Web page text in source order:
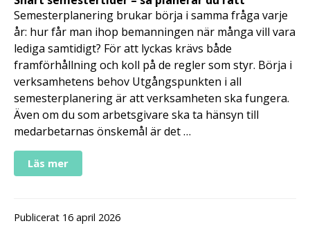
Semesterplanering brukar börja i samma fråga varje
år: hur får man ihop bemanningen när många vill vara
lediga samtidigt? För att lyckas krävs både
framförhållning och koll på de regler som styr. Börja i
verksamhetens behov Utgångspunkten i all
semesterplanering är att verksamheten ska fungera.
Även om du som arbetsgivare ska ta hänsyn till
medarbetarnas önskemål är det …
Läs mer
Publicerat 16 april 2026